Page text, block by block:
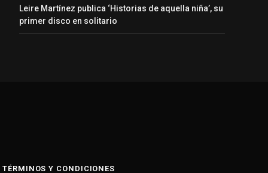
Leire Martínez publica ‘Historias de aquella niña’, su
primer disco en solitario
TÉRMINOS Y CONDICIONES